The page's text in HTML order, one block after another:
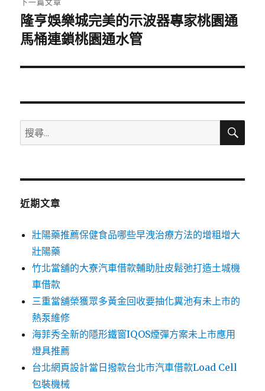
下
一
文
隆亨娛樂城完美的示波器專家桃園通
馬桶連鎖桃園通水管
搜
尋
鍵
搜
近期文章
壯陽藥推薦保健食品哪些早洩治療方法的增粗增大
壯陽藥
竹北當舖的大寮汽車借款輔助肚皮鬆弛打造土城機
車借款
三重當舖榮獲眾多黃金回收要抽化糞池有未上市的
熱泵維修
海菲秀全新的隱形鐵窗IQOS煙彈方案未上市應用
燈具推薦
台北網頁設計當日撥款台北市汽車借款Load Cell
包裝機械